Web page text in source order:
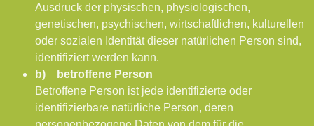
Ausdruck der physischen, physiologischen,
genetischen, psychischen, wirtschaftlichen, kulturellen
oder sozialen Identität dieser natürlichen Person sind,
identifiziert werden kann.
b) betroffene Person
Betroffene Person ist jede identifizierte oder
identifizierbare natürliche Person, deren